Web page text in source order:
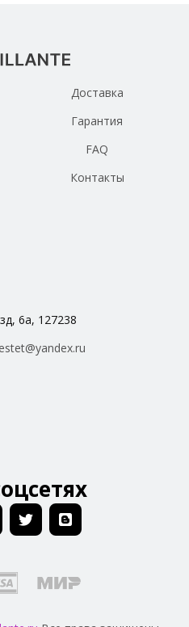
Доставка
Гарантия
FAQ
Контакты
6а, 127238